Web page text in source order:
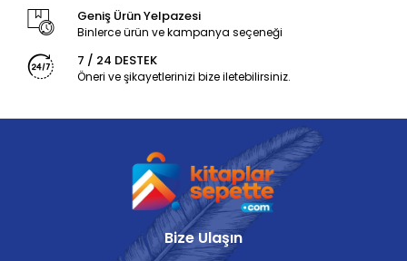
Geniş Ürün Yelpazesi
Binlerce ürün ve kampanya seçeneği
7 / 24 DESTEK
Öneri ve şikayetlerinizi bize iletebilirsiniz.
Bize Ulaşın